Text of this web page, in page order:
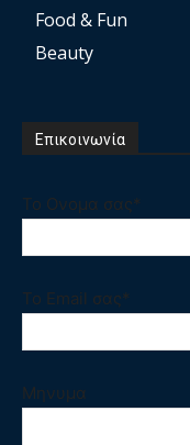
Food & Fun
Beauty
Επικοινωνία
Το Ονομα σας*
Το Email σας*
Μηνυμα